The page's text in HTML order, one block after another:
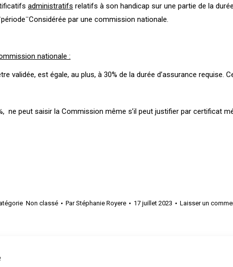
administratifs relatifs à son handicap sur une partie de la
période–Considérée par une commission nationale.
nationale :
est égale, au plus, à 30% de la durée d’assurance requise.
ne peut saisir la Commission même s’il peut justifier par certificat
Non classé ParStéphanie Royere 17 juillet 2023 Laisser un